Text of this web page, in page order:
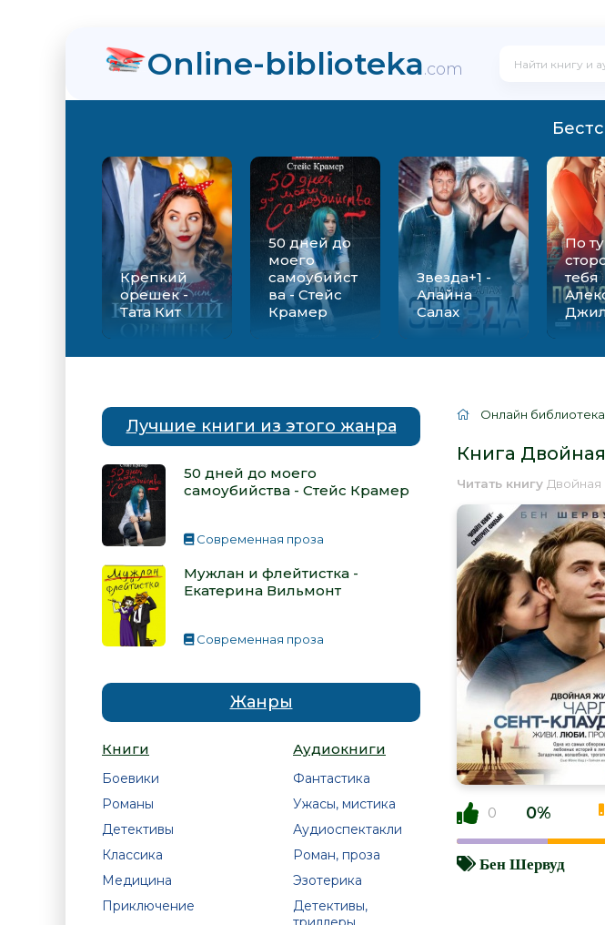
Online-biblioteka.com
Крепкий
орешек -
Тата Кит
50 дней до
моего
самоубийст
ва - Стейс
Крамер
Звезда+1 -
Алайна
Салах
По ту
тебя
Лучшие книги из этого жанра
50 дней до моего
самоубийства - Стейс Крамер
Современная проза
Мужлан и флейтистка -
Екатерина Вильмонт
Современная проза
Жанры
Книги
Боевики
Романы
Детективы
Классика
Медицина
Приключение
Аудиокниги
Фантастика
Ужасы, мистика
Аудиоспектакли
Роман, проза
Эзотерика
Детективы,
Онлайн библиотека
Книга
Читать книгу
0 0%
Бен Шервуд
Вильмонт